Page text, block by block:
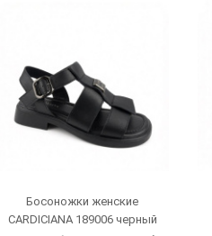
Босоножки женские
CARDICIANA 189006 черный